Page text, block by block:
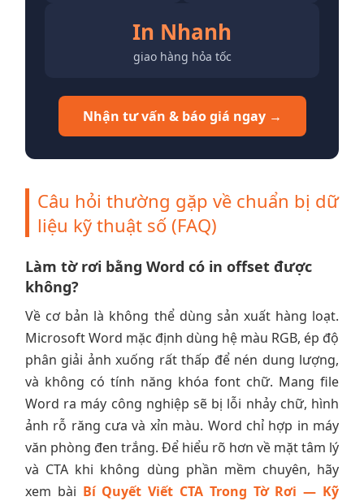
In Nhanh
giao hàng hỏa tốc
Nhận tư vấn & báo giá ngay →
Câu hỏi thường gặp về chuẩn bị dữ
liệu kỹ thuật số (FAQ)
Làm tờ rơi bằng Word có in offset được
không?
Về cơ bản là không thể dùng sản xuất hàng loạt.
Microsoft Word mặc định dùng hệ màu RGB, ép độ
phân giải ảnh xuống rất thấp để nén dung lượng,
và không có tính năng khóa font chữ. Mang file
Word ra máy công nghiệp sẽ bị lỗi nhảy chữ, hình
ảnh rỗ răng cưa và xỉn màu. Word chỉ hợp in máy
văn phòng đen trắng. Để hiểu rõ hơn về mặt tâm lý
và CTA khi không dùng phần mềm chuyên, hãy
xem bài Bí Quyết Viết CTA Trong Tờ Rơi — Kỹ